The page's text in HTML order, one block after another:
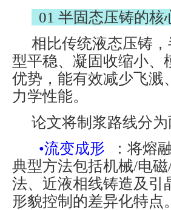
01 半固态压铸的
相比传统液态压铸
型平稳、凝固收缩小、
优势，能有效减少飞溅
力学性能。
论文将制浆路线分为
•流变成形
：将熔
典型方法包括机械/电
法、近液相线铸造及引
形貌控制的差异化特点。